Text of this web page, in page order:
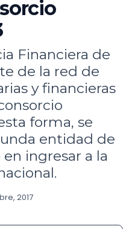
Financiera de
de la red de
y financieras
forma, se
entidad de
ingresar a la
2017